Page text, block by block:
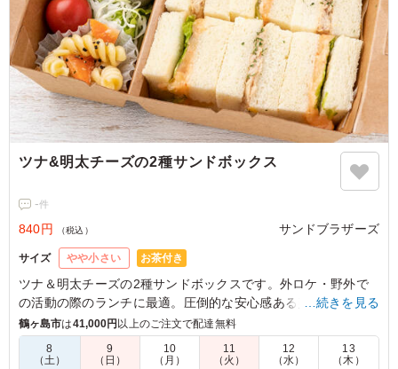
ご利用シーン：会議・セミナー›研修
東京都千代田区富士見2026/03/31
ツナ&明太チーズの2種サンドボックス
-件
840円 （税込） サンドブラザーズ
サイズ やや小さい お茶付き
ツナ＆明太チーズの2種サンドボックスです。外ロケ・野外で
の活動の際のランチに最適。圧倒的な安心感ある美味しさと、
最高な組み合わせをお愉しみください。
※仕入れの兼ね合いで、ミニトマトがパプリカに変更になりま
…続きを見る
鶴ヶ島市は41,000円 以上のご注文で配達無料
8
（土）
9
（日）
10
（月）
11
（火）
12
（水）
13
（木）